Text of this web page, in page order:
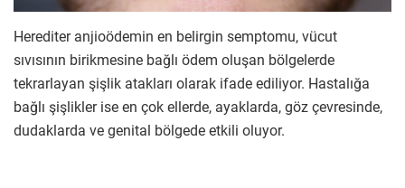
Herediter anjioödemin en belirgin semptomu, vücut
sıvısının birikmesine bağlı ödem oluşan bölgelerde
tekrarlayan şişlik atakları olarak ifade ediliyor. Hastalığa
bağlı şişlikler ise en çok ellerde, ayaklarda, göz çevresinde,
dudaklarda ve genital bölgede etkili oluyor.